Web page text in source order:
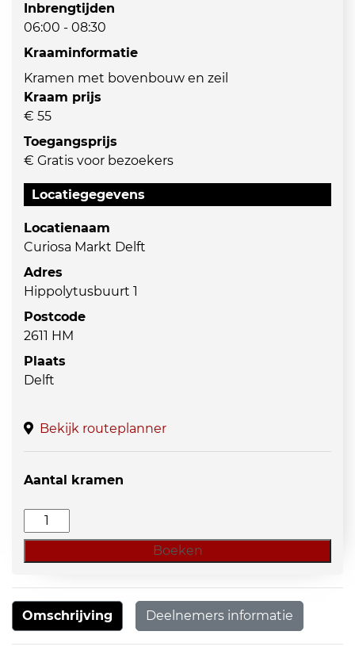
Inbrengtijden
06:00 - 08:30
Kraaminformatie
Kramen met bovenbouw en zeil
Kraam prijs
€ 55
Toegangsprijs
€ Gratis voor bezoekers
Locatiegegevens
Locatienaam
Curiosa Markt Delft
Adres
Hippolytusbuurt 1
Postcode
2611 HM
Plaats
Delft
Bekijk routeplanner
Aantal kramen
Curiosa
Delft
Boeken
Omschrijving Deelnemers informatie